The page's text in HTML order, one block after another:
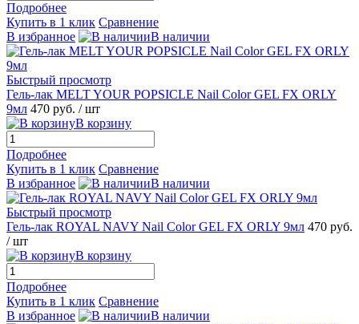
Подробнее
Купить в 1 клик Сравнение
В избранное
В наличии
Быстрый просмотр
Гель-лак MELT YOUR POPSICLE Nail Color GEL FX ORLY
9мл 470 руб. / шт
В корзину
Подробнее
Купить в 1 клик Сравнение
В избранное
В наличии
Быстрый просмотр
Гель-лак ROYAL NAVY Nail Color GEL FX ORLY 9мл 470 руб.
/ шт
В корзину
Подробнее
Купить в 1 клик Сравнение
В избранное
В наличии